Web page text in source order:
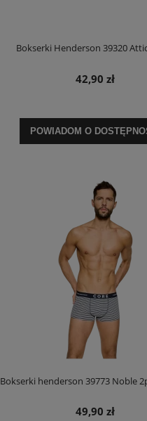
Bokserki Henderson 39320
42,90 zł
POWIADOM O
Bokserki henderson 39773 Noble
49,90 zł